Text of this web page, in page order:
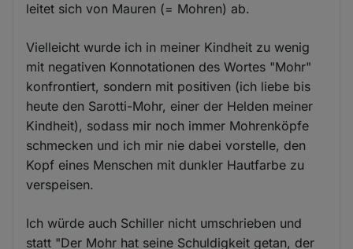
leitet sich von Mauren (= Mohren) ab.
Vielleicht wurde ich in meiner Kindheit zu wenig
mit negativen Konnotationen des Wortes "Mohr"
konfrontiert, sondern mit positiven (ich liebe bis
heute den Sarotti-Mohr, einer der Helden meiner
Kindheit), sodass mir noch immer Mohrenköpfe
schmecken und ich mir nie dabei vorstelle, den
Kopf eines Menschen mit dunkler Hautfarbe zu
verspeisen.
Ich würde auch Schiller nicht umschrieben und
statt "Der Mohr hat seine Schuldigkeit getan, der